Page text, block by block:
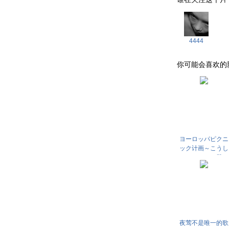
4444
你可能会喜欢
ヨーロッパピクニ
ック计画～こうし
崩壊した
夜莺不是唯一的歌